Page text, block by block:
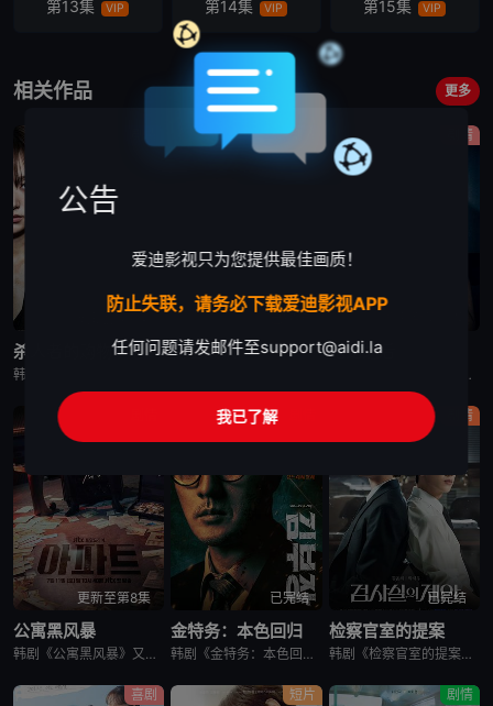
第13集 VIP 第14集 VIP 第15集 VIP
相关作品 更多
更新至第6集
杀人者的购物中心2
剧情
已完结
秘密关系
剧情
婚姻之后
韩剧《婚姻之后》又名：婚姻的完成,The Husband,The Fulfillment of Marriage,결혼의 완성，讲述了：神经外科权威姜泰柱（南宫珉 饰）因为老婆高世允（李雪 饰）在提出
更新至第8集
公寓黑风暴
韩剧《公寓黑风暴》又名：公寓,The Apartment Job,아파트，讲述了：曾经的帮派老大急需现金，于是和有志成为律师的同伴合作，打算窃取住宅社区的储备基金，却意外揭开深藏的腐败真相。
已完结
金特务：本色回归
韩剧《金特务：本色回归》又名金部长,Agent Kim,김부장,金特务：本色回归，剧中主角金科长由苏志燮饰演。在剧中，金科长是敏智的父亲，也是一名朝鲜间谍。他被派去执行无数特别任务，包括17次朝鲜任务
剧情
已完结
检察官室的提案
韩剧《检察官室的提案》又名：检察官办公室的提议,检察官的提案(台),The Prosecutors Proposal,검사실의 제안，讲述了：改编自同名小说。一个是凶手的儿子，一个是受害者的儿子——一
喜剧 短片 剧情
公告
爱迪影视只为您提供最佳画质！
防止失联，请务必下载爱迪影视APP
任何问题请发邮件至support@aidi.la
我已了解